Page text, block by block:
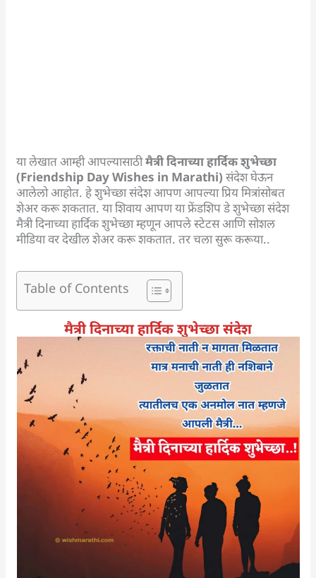
या लेखात आम्ही आपल्यासाठीमैत्री दिनाच्या हार्दिक शुभेच्छा
(Friendship Day Wishes in Marathi)संदेश घेऊन
आलेलो आहोत. हे शुभेच्छा संदेश आपण आपल्या प्रिय मित्रांसोबत
शेअर करू शकतात. या शिवाय आपण या फ्रेंडशिप डे शुभेच्छा संदेश
मैत्री दिनाच्या हार्दिक शुभेच्छा म्हणून आपले स्टेटस आणि सोशल
मीडिया वर देखील शेअर करू शकतात. तर चला सुरू करूया..
Table of Contents
मैत्री दिनाच्या हार्दिक शुभेच्छा संदेश